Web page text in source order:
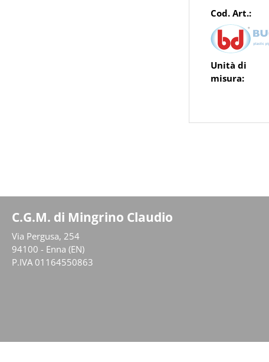
Cod. Art.:
Unità di
misura:
C.G.M. di Mingrino Claudio
Via Pergusa, 254
94100 - Enna (EN)
P.IVA 01164550863